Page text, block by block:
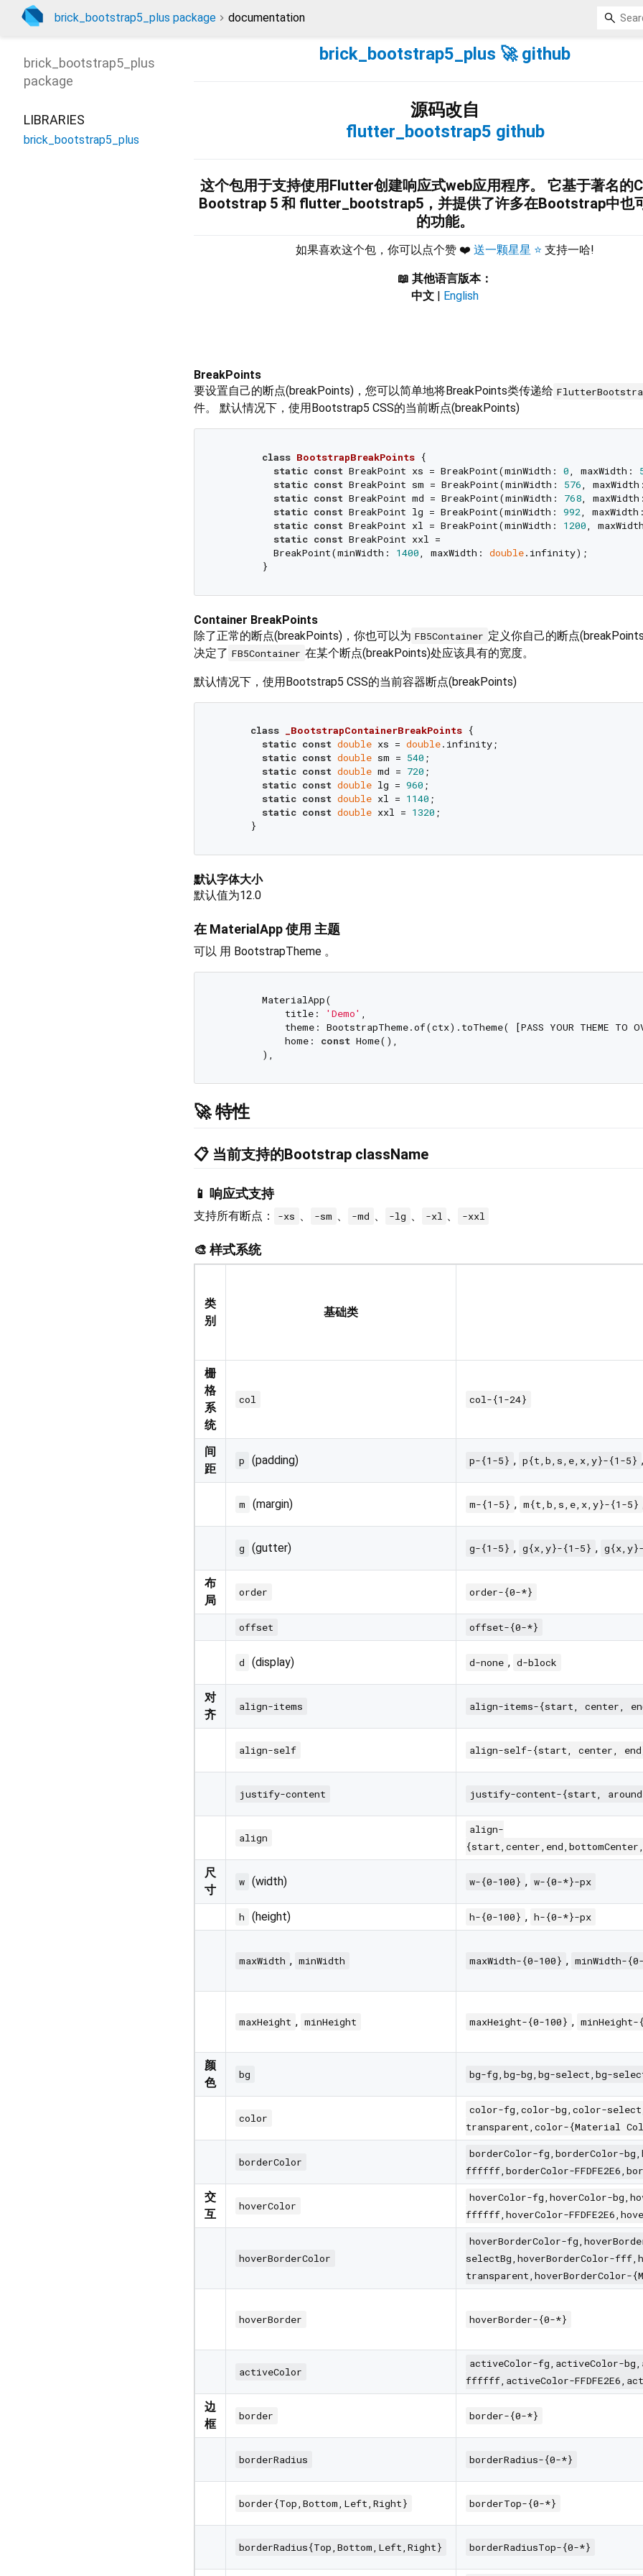
brick_bootstrap5_plus package documentation
brick_bootstrap5_plus 🚀 github
源码改自
flutter_bootstrap5 github
这个包用于支持使用Flutter创建响应式web应用程序。 它基于著名的
Bootstrap 5 和 flutter_bootstrap5，并提供了许多在Bootstrap中也
的功能。
如果喜欢这个包，你可以点个赞 ❤️ 送一颗星星 ⭐ 支持一哈!
📖 其他语言版本：
中文
English
BreakPoints
要设置自己的断点(breakPoints)，您可以简单地将BreakPoints类传递给
件。 默认情况下，使用Bootstrap5 CSS的当前断点(breakPoints)
class BootstrapBreakPoints {
static const BreakPoint xs = BreakPoint(minWidth: 0, maxWidth:
static const BreakPoint sm = BreakPoint(minWidth: 576,
static const BreakPoint md = BreakPoint(minWidth: 768,
static const BreakPoint lg = BreakPoint(minWidth: 992,
static const BreakPoint xl = BreakPoint(minWidth: 1200,
static const BreakPoint xxl =
          BreakPoint(minWidth:
1400, maxWidth: double.infinity);
Container BreakPoints
除了正常的断点(breakPoints)，你也可以为 FB5Container 定义你自己的断点
决定了 FB5Container 在某个断点(breakPoints)处应该具有的宽度。
默认情况下，使用Bootstrap5 CSS的当前容器断点(breakPoints)
class _BootstrapContainerBreakPoints {
static const double xs = double.infinity;
static const double sm = 540 ;
static const double md = 720 ;
static const double lg = 960 ;
static const double xl = 1140 ;
static const double xxl = 1320 ;
默认字体大小
默认值为12.0
在 MaterialApp 使用 主题
可以 用 BootstrapTheme 。
        MaterialApp(
            title:
'Demo' ,
theme: BootstrapTheme.of(ctx).toTheme( [PASS YOUR THEME TO
            home:
const Home(),
🚀 特性
📋 当前支持的Bootstrap className
📱 响应式支持
支持所有断点： -xs 、 -sm 、 -md 、 -lg 、 -xl 、 -xxl
🎨 样式系统
类
别
基础类
栅
格
系
统
col col-{1-24}
间
距
p (padding) p-{1-5} , p{t,b,s,e,x,y}-{1-5} ,
m (margin) m-{1-5} , m{t,b,s,e,x,y}-{1-5}
g (gutter) g-{1-5} , g{x,y}-{1-5} , g{x,y}-
布
局
order order-{0-*}
offset offset-{0-*}
d (display) d-none , d-block
对
齐
align-items align-items-{start, center,
align-self align-self-{start, center,
justify-content justify-content-{start,
align
align-
尺
寸
w (width) w-{0-100} , w-{0-*}-px
h (height) h-{0-100} , h-{0-*}-px
maxWidth , minWidth maxWidth-{0-100} , minWidth-
maxHeight , minHeight maxHeight-{0-100} ,
颜
色
bg bg-fg,bg-bg,bg-select,bg-
color
color-fg,color-bg,color-
transparent,color-{Material
borderColor
borderColor-fg,borderColor-
ffffff,borderColor-
交
互
hoverColor
hoverColor-fg,hoverColor-
ffffff,hoverColor-
hoverBorderColor
hoverBorderColor-
selectBg,hoverBorderColor-
transparent,hoverBorderColor-
hoverBorder hoverBorder-{0-*}
activeColor
activeColor-fg,activeColor-
ffffff,activeColor-
边
框
border border-{0-*}
borderRadius borderRadius-{0-*}
border{Top,Bottom,Left,Right} borderTop-{0-*}
borderRadius{Top,Bottom,Left,Right} borderRadiusTop-{0-*}
brick_bootstrap5_plus
package
LIBRARIES
brick_bootstrap5_plus